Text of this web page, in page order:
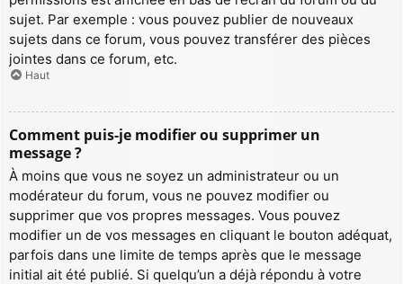
sujet. Par exemple : vous pouvez publier de nouveaux
sujets dans ce forum, vous pouvez transférer des pièces
jointes dans ce forum, etc.
Haut
Comment puis-je modifier ou supprimer un
message ?
À moins que vous ne soyez un administrateur ou un
modérateur du forum, vous ne pouvez modifier ou
supprimer que vos propres messages. Vous pouvez
modifier un de vos messages en cliquant le bouton adéquat,
parfois dans une limite de temps après que le message
initial ait été publié. Si quelqu’un a déjà répondu à votre